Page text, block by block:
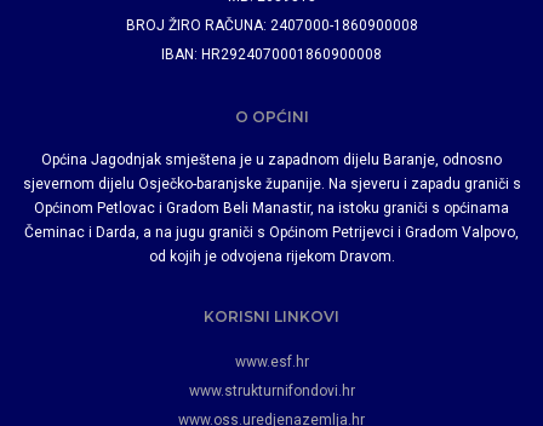
BROJ ŽIRO RAČUNA: 2407000-1860900008
IBAN: HR2924070001860900008
O OPĆINI
Općina Jagodnjak smještena je u zapadnom dijelu Baranje, odnosno
sjevernom dijelu Osječko-baranjske županije. Na sjeveru i zapadu graniči s
Općinom Petlovac i Gradom Beli Manastir, na istoku graniči s općinama
Čeminac i Darda, a na jugu graniči s Općinom Petrijevci i Gradom Valpovo,
od kojih je odvojena rijekom Dravom.
KORISNI LINKOVI
www.esf.hr
www.strukturnifondovi.hr
www.oss.uredjenazemlja.hr